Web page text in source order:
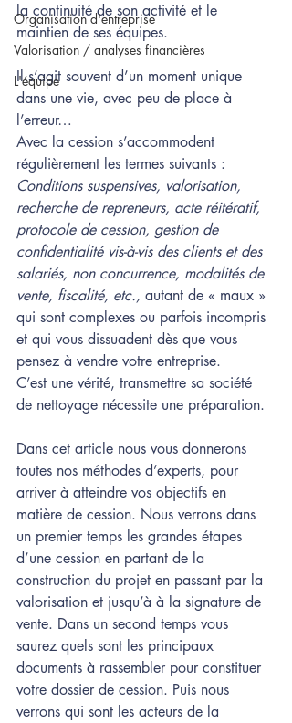
Organisation d'entreprise
Valorisation / analyses financières
L'équipe
la continuité de son activité et le
maintien de ses équipes.
Il s’agit souvent d’un moment unique
dans une vie, avec peu de place à
l’erreur…
Avec la cession s’accommodent
régulièrement les termes suivants :
Conditions suspensives, valorisation,
recherche de repreneurs, acte réitératif,
protocole de cession, gestion de
confidentialité vis-à-vis des clients et des
salariés, non concurrence, modalités de
vente, fiscalité, etc., autant de « maux »
qui sont complexes ou parfois incompris
et qui vous dissuadent dès que vous
pensez à vendre votre entreprise.
C’est une vérité, transmettre sa société
de nettoyage nécessite une préparation.
Dans cet article nous vous donnerons
toutes nos méthodes d’experts, pour
arriver à atteindre vos objectifs en
matière de cession. Nous verrons dans
un premier temps les grandes étapes
d’une cession en partant de la
construction du projet en passant par la
valorisation et jusqu’à à la signature de
vente. Dans un second temps vous
saurez quels sont les principaux
documents à rassembler pour constituer
votre dossier de cession. Puis nous
verrons qui sont les acteurs de la